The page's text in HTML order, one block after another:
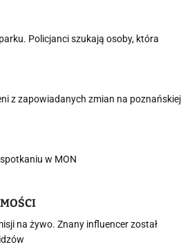
Policjanci szukają osoby, która
z zapowiadanych zmian na poznańskiej
w MON
na żywo. Znany influencer został